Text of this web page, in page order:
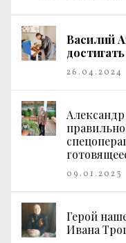
Василий
26.04.2024
09.01.2023
Герой
Ивана